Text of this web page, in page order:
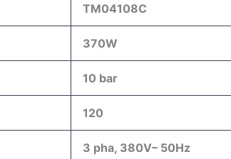
TM04108C
370W
10 bar
120
3 pha, 380V– 50Hz